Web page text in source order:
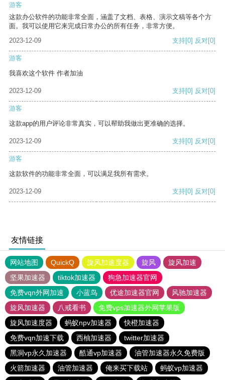
游客
这款办公软件的功能非常全面，涵盖了文档、表格、演示文稿等各个方
面。我可以使用它来完成日常办公的所有任务，非常方便。
2023-12-09
支持[0] 反对[0]
游客
我喜欢这个软件 作者加油
2023-12-09 支持[0] 反对[0]
游客
这款app的用户评论非常真实，可以帮助我做出更准确的选择。
2023-12-09 支持[0] 反对[0]
游客
这款软件的功能非常全面，可以满足我所有需求。
2023-12-09 支持[0] 反对[0]
友情链接
网站地图 QuickQ 旋风加速度器 旋风
旋风加速
坚果加速器
tiktok加速器
狗急加速器官网
免费vqn外网加速
小蓝鸟 优途加速器官网
风驰加速器
旋风加速器
八戒看书
免费vps加速器外网苹果版
旋风加速度器
蚂蚁npv加速器
快橙加速器
免费vqn加速下载
西柚加速器
twitter加速器
黑洞vp永久加速器
酷通vp加速器
油管加速器永久免费版
火箭加速器
油管加速器 俺来买下载站
蚂蚁vp加速器